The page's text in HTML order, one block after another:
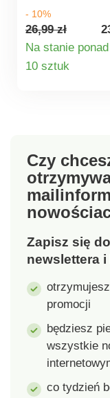
Skutecznie
nitki i kurz,
w uszczelkach i
zakamarkach.
- 10%
26,99 zł
Na stanie ponad
10 sztuk
Czy
mail
Zapisz się
newslettera
promocji
będziesz
wszystkie
co tydzień